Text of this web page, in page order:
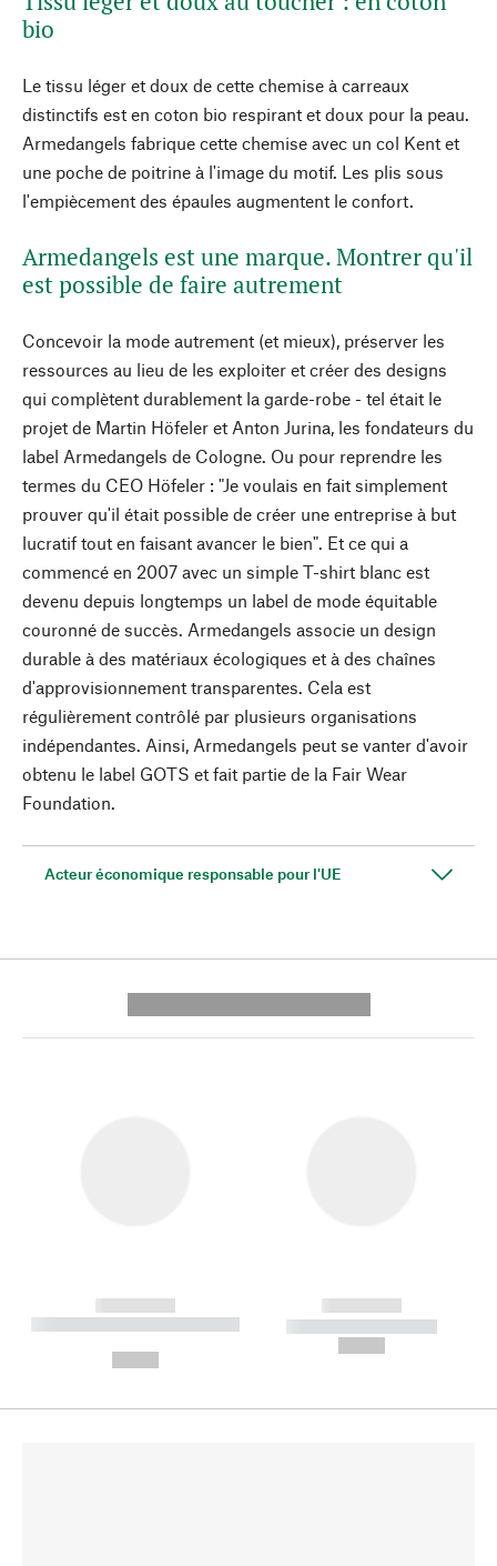
bio
Le tissu léger et doux de cette chemise à carreaux
distinctifs est en coton bio respirant et doux pour la peau.
Armedangels fabrique cette chemise avec un col Kent et
une poche de poitrine à l'image du motif. Les plis sous
l'empiècement des épaules augmentent le confort.
Armedangels est une marque. Montrer qu'il
est possible de faire autrement
Concevoir la mode autrement (et mieux), préserver les
ressources au lieu de les exploiter et créer des designs
qui complètent durablement la garde-robe - tel était le
projet de Martin Höfeler et Anton Jurina, les fondateurs du
label Armedangels de Cologne. Ou pour reprendre les
termes du CEO Höfeler : "Je voulais en fait simplement
prouver qu'il était possible de créer une entreprise à but
lucratif tout en faisant avancer le bien". Et ce qui a
commencé en 2007 avec un simple T-shirt blanc est
devenu depuis longtemps un label de mode équitable
couronné de succès. Armedangels associe un design
durable à des matériaux écologiques et à des chaînes
d'approvisionnement transparentes. Cela est
régulièrement contrôlé par plusieurs organisations
indépendantes. Ainsi, Armedangels peut se vanter d'avoir
obtenu le label GOTS et fait partie de la Fair Wear
Foundation.
Acteur économique responsable pour l'UE
------------
----------- ----------- --------
------------
----------- -----------